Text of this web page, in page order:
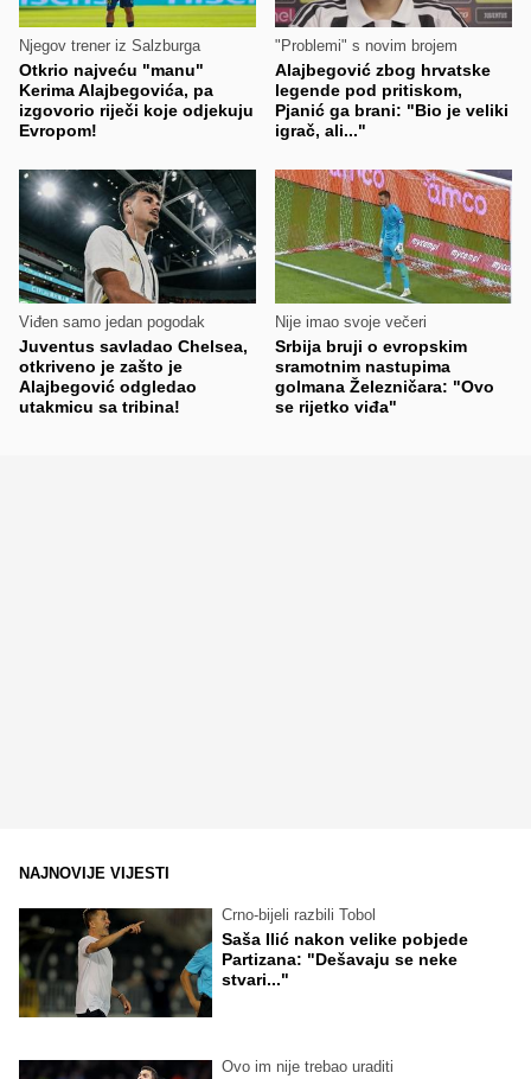
Njegov trener iz Salzburga
Otkrio najveću "manu"
Kerima Alajbegovića, pa
izgovorio riječi koje odjekuju
Evropom!
"Problemi" s novim brojem
Alajbegović zbog hrvatske
legende pod pritiskom,
Pjanić ga brani: "Bio je veliki
igrač, ali..."
Viđen samo jedan pogodak
Juventus savladao Chelsea,
otkriveno je zašto je
Alajbegović odgledao
utakmicu sa tribina!
Nije imao svoje večeri
Srbija bruji o evropskim
sramotnim nastupima
golmana Železničara: "Ovo
se rijetko viđa"
NAJNOVIJE VIJESTI
Crno-bijeli razbili Tobol
Saša Ilić nakon velike pobjede
Partizana: "Dešavaju se neke
stvari..."
Ovo im nije trebao uraditi